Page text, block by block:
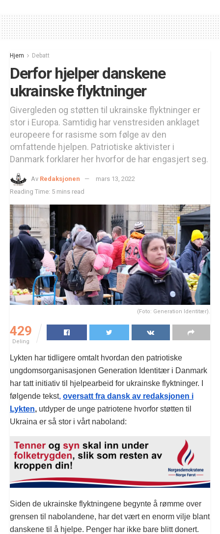
Hjem Debatt
Derfor hjelper danskene
ukrainske flyktninger
Givergleden og støtten til ukrainske flyktninger er
stor i Europa. Samtidig har venstresiden anklaget
europeere for rasisme som følge av den
omfattende hjelpen. Patriotiske aktivister i
Danmark forklarer her hvorfor de har engasjert seg.
Av Redaksjonen
mars 13, 2022
Reading Time: 5 mins read
(Foto: Generation Identitær).
429
Deling
Lykten har tidligere omtalt hvordan den patriotiske
ungdomsorganisasjonen Generation Identitær i Danmark
har tatt initiativ til hjelpearbeid for ukrainske flyktninger. I
følgende tekst, oversatt fra dansk av redaksjonen i
Lykten, utdyper de unge patriotene hvorfor støtten til
Ukraina er så stor i vårt naboland:
Siden de ukrainske flyktningene begynte å rømme over
grensen til nabolandene, har det vært en enorm vilje blant
danskene til å hjelpe. Penger har ikke bare blitt donert.